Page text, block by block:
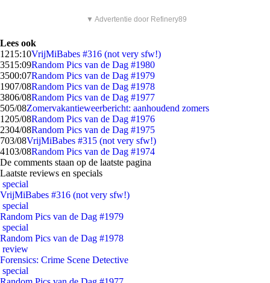
▼ Advertentie door Refinery89
Lees ook
1215:10VrijMiBabes #316 (not very sfw!)
3515:09Random Pics van de Dag #1980
3500:07Random Pics van de Dag #1979
1907/08Random Pics van de Dag #1978
3806/08Random Pics van de Dag #1977
505/08Zomervakantieweerbericht: aanhoudend zomers
1205/08Random Pics van de Dag #1976
2304/08Random Pics van de Dag #1975
703/08VrijMiBabes #315 (not very sfw!)
4103/08Random Pics van de Dag #1974
De comments staan op de laatste pagina
Laatste reviews en specials
special
VrijMiBabes #316 (not very sfw!)
special
Random Pics van de Dag #1979
special
Random Pics van de Dag #1978
review
Forensics: Crime Scene Detective
special